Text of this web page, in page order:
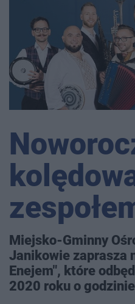
Miejsko-Gminny
Janikowie zaprasza
Enejem", które
2020 roku o